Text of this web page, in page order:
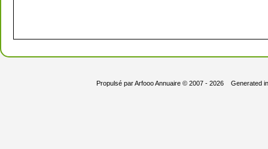
Propulsé parArfooo Annuaire© 2007 - 2026 Generated